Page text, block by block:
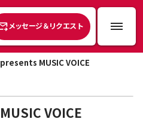
メッセージ＆リクエスト
MUSIC VOICE
VOICE